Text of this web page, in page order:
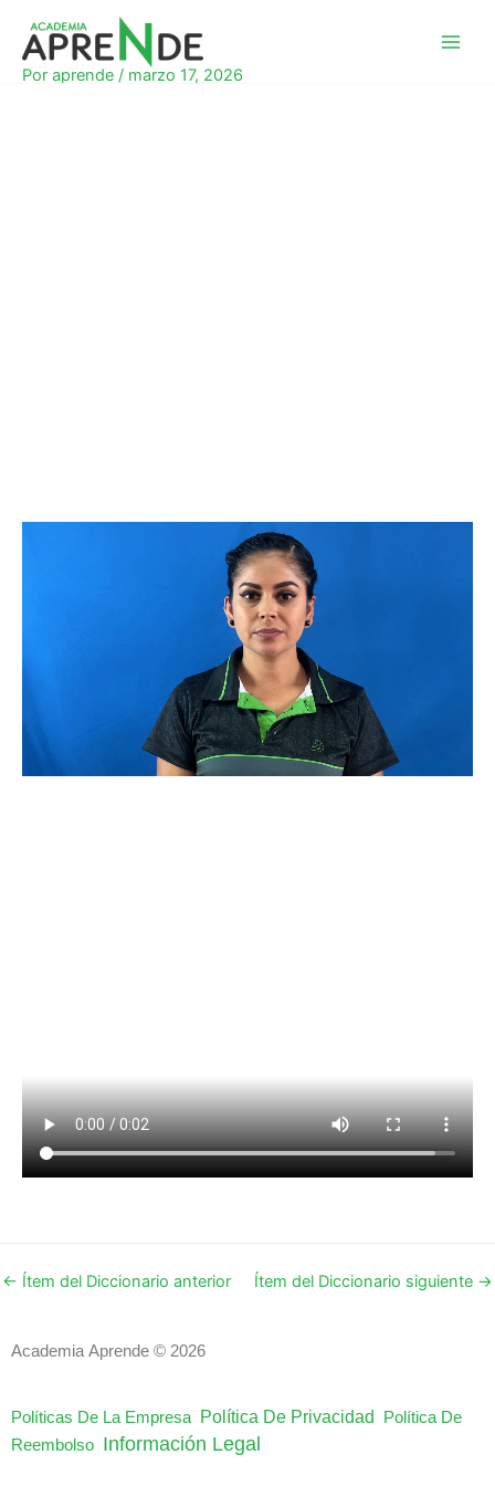
contenido
Por aprende / marzo 17, 2026
← Ítem del Diccionario anterior Ítem del Diccionario siguiente →
Academia Aprende © 2026
Políticas De La Empresa Política De Privacidad
Política De
Reembolso Información Legal